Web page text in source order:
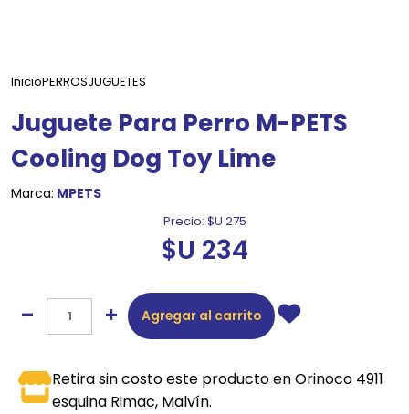
InicioPERROSJUGUETES
Juguete Para Perro M-PETS
Cooling Dog Toy Lime
Marca: MPETS
Precio: $U 275
$U 234
Agregar al carrito
Retira sin costo este producto en Orinoco 4911
esquina Rimac, Malvín.